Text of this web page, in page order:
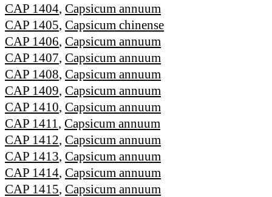
CAP 1404, Capsicum annuum
CAP 1405, Capsicum chinense
CAP 1406, Capsicum annuum
CAP 1407, Capsicum annuum
CAP 1408, Capsicum annuum
CAP 1409, Capsicum annuum
CAP 1410, Capsicum annuum
CAP 1411, Capsicum annuum
CAP 1412, Capsicum annuum
CAP 1413, Capsicum annuum
CAP 1414, Capsicum annuum
CAP 1415, Capsicum annuum